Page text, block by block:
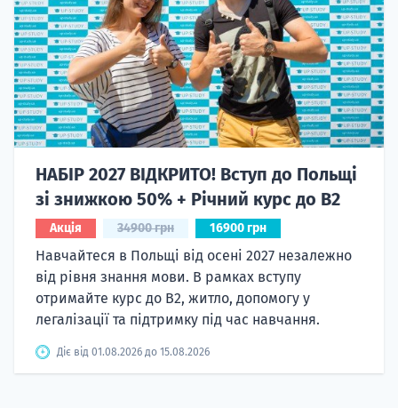
НАБІР 2027 ВІДКРИТО! Вступ до Польщі
зі знижкою 50% + Річний курс до B2
Акція 34900 грн 16900 грн
Навчайтеся в Польщі від осені 2027 незалежно
від рівня знання мови. В рамках вступу
отримайте курс до B2, житло, допомогу у
легалізації та підтримку під час навчання.
Діє від 01.08.2026 до 15.08.2026